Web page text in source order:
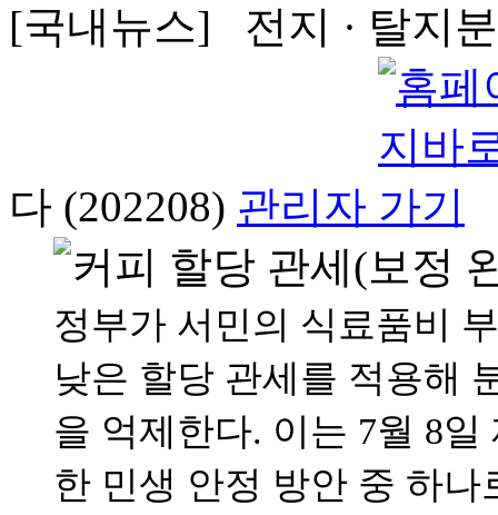
[국내뉴스] 전지 · 탈지
다 (202208) 관리자
정부가 서민의 식료품비
낮은 할당 관세를 적용해
을 억제한다. 이는 7월 8
한 민생 안정 방안 중 하